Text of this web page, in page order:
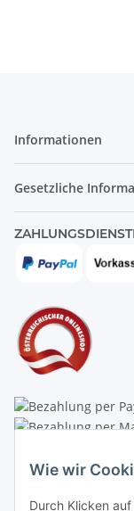
Wie wir
Durch Klicken
Informationen
Gesetzliche